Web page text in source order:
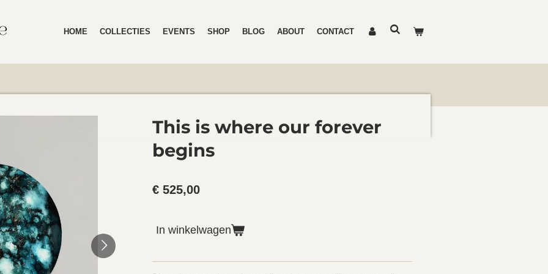
HOME COLLECTIES EVENTS SHOP BLOG ABOUT CONTACT
This is where our forever
begins
€ 525,00
In winkelwagen